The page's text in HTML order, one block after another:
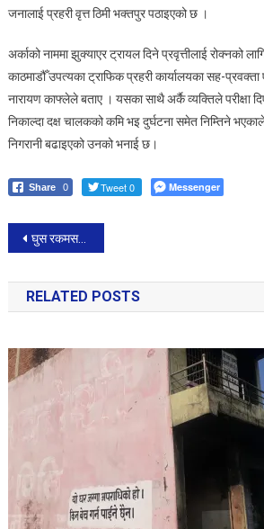
जनालाई प्रहरी वृत्त ठिमी भक्तपुर पठाइएको छ ।
अर्काको नाममा झुक्याएर ट्रायल दिने प्रवृत्तीलाई रोक्नको
काठमाडौँ उपत्यका ट्राफिक प्रहरी कार्यालयका सह-प्रवक्ता
नारायण काफ्लेले बताए । यसका साथै अर्कै व्यक्तिले परीक्षा
निकाल्दा दक्ष चालकको कमि भइ दुर्घटना समेत निम्तिने
निगरानी बढाइएको उनको भनाई छ।
Share 0 Tweet 0 Messenger
Post
navigation
घुस रकमसहित शिक्षा अधिकृत पक्राउ
RELATED POSTS